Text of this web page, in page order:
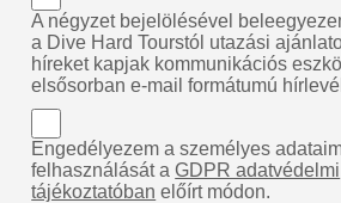
A négyzet bejelölésével
a Dive Hard Tourstól utazási
híreket kapjak kommunikációs
elsősorban e-mail formátumú
Engedélyezem a személyes
felhasználását aGDPR adatvédelmi
tájékoztatóban előírt módon.